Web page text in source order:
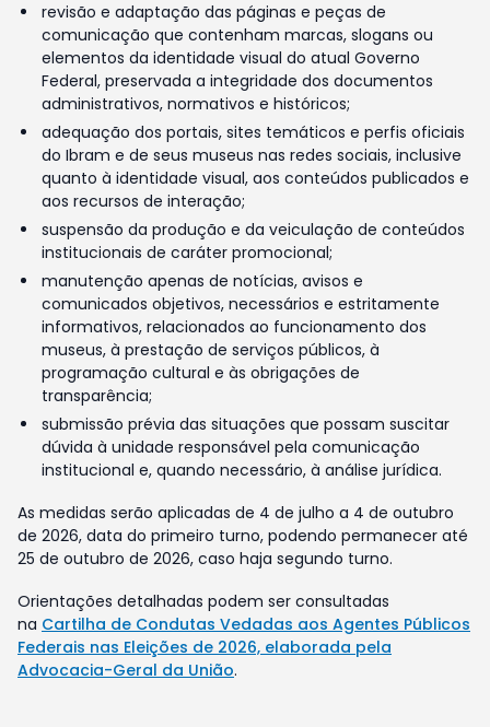
revisão e adaptação das páginas e peças de
comunicação que contenham marcas, slogans ou
elementos da identidade visual do atual Governo
Federal, preservada a integridade dos documentos
administrativos, normativos e históricos;
adequação dos portais, sites temáticos e perfis oficiais
do Ibram e de seus museus nas redes sociais, inclusive
quanto à identidade visual, aos conteúdos publicados e
aos recursos de interação;
suspensão da produção e da veiculação de conteúdos
institucionais de caráter promocional;
manutenção apenas de notícias, avisos e
comunicados objetivos, necessários e estritamente
informativos, relacionados ao funcionamento dos
museus, à prestação de serviços públicos, à
programação cultural e às obrigações de
transparência;
submissão prévia das situações que possam suscitar
dúvida à unidade responsável pela comunicação
institucional e, quando necessário, à análise jurídica.
As medidas serão aplicadas de 4 de julho a 4 de outubro
de 2026, data do primeiro turno, podendo permanecer até
25 de outubro de 2026, caso haja segundo turno.
Orientações detalhadas podem ser consultadas
na Cartilha de Condutas Vedadas aos Agentes Públicos
Federais nas Eleições de 2026, elaborada pela
Advocacia-Geral da União.